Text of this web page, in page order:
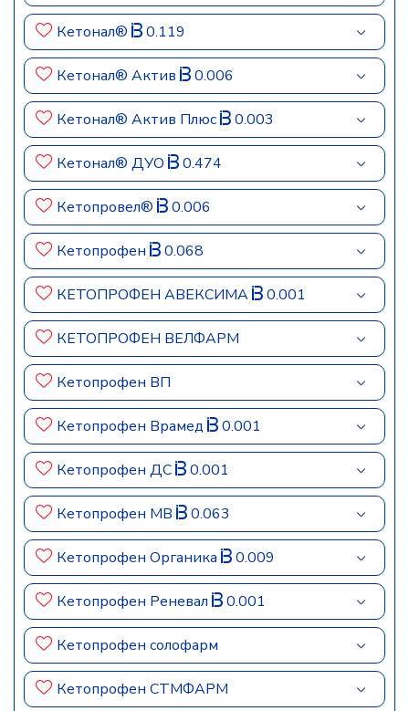
Кетонал® 0.119
Кетонал® Актив 0.006
Кетонал® Актив Плюс 0.003
Кетонал® ДУО 0.474
Кетопровел® 0.006
Кетопрофен 0.068
КЕТОПРОФЕН АВЕКСИМА 0.001
КЕТОПРОФЕН ВЕЛФАРМ
Кетопрофен ВП
Кетопрофен Врамед 0.001
Кетопрофен ДС 0.001
Кетопрофен МВ 0.063
Кетопрофен Органика 0.009
Кетопрофен Реневал 0.001
Кетопрофен солофарм
Кетопрофен СТМФАРМ